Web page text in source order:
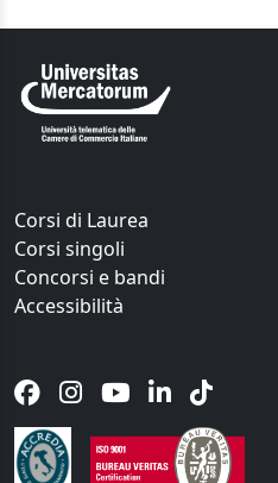
Corsi di Laurea
Corsi singoli
Concorsi e bandi
Accessibilità